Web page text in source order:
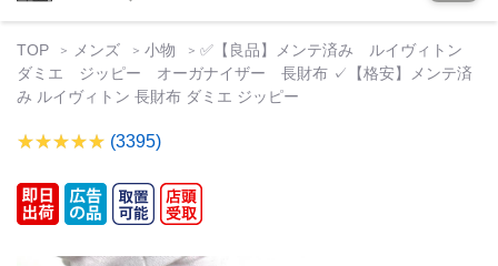
TOP メンズ 小物
✅【良品】メンテ済み ルイヴィトン
ダミエ ジッピー オーガナイザー 長財布 ✓【格安】メンテ済
み ルイヴィトン 長財布 ダミエ ジッピー
(3395)